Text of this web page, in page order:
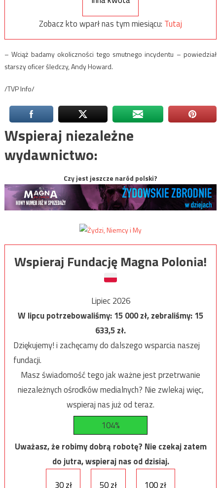
Zobacz kto wparł nas tym miesiącu: Tutaj
– Wciąż badamy okoliczności tego smutnego incydentu – powiedział
starszy oficer śledczy, Andy Howard.
/TVP Info/
Wspieraj niezależne
wydawnictwo:
Czy jest jeszcze naród polski?
Wspieraj Fundację Magna Polonia!
Lipiec 2026
W lipcu potrzebowaliśmy:15 000zł, zebraliśmy:15
633,5zł.
Dziękujemy! i zachęcamy do dalszego wsparcia naszej
fundacji.
Masz świadomość tego jak ważne jest przetrwanie
niezależnych ośrodków medialnych? Nie zwlekaj więc,
wspieraj nas już od teraz.
104%
Uważasz, że robimy dobrą robotę? Nie czekaj zatem
do jutra, wspieraj nas od dzisiaj.
30 zł
50 zł 100 zł